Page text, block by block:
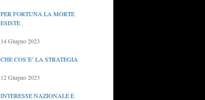
PER FORTUNA LA MORTE
ESISTE
14 Giugno 2023
CHE COS’E’ LA STRATEGIA
12 Giugno 2023
INTERESSE NAZIONALE E